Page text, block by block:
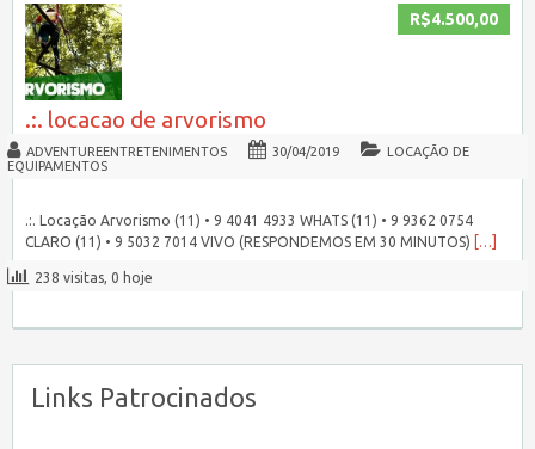
R$4.500,00
.:. locacao de arvorismo
ADVENTUREENTRETENIMENTOS 30/04/2019
LOCAÇÃO DE
EQUIPAMENTOS
.:. Locação Arvorismo (11) • 9 4041 4933 WHATS (11) • 9 9362 0754
CLARO (11) • 9 5032 7014 VIVO (RESPONDEMOS EM 30 MINUTOS)
[…]
238 visitas, 0 hoje
Links Patrocinados